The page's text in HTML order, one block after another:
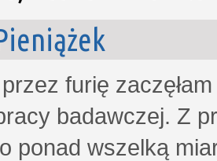
furię
badawczej. Z
ponad wszelką